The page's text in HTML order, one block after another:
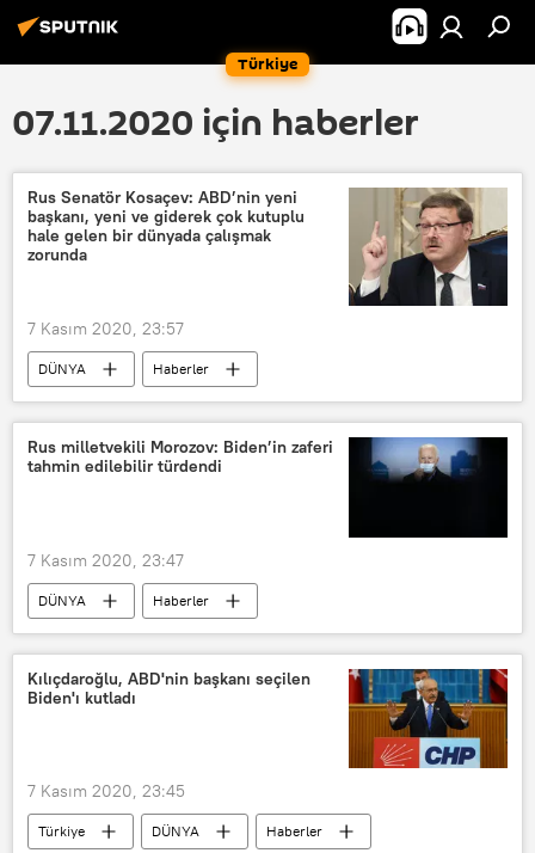
Türkiye
07.11.2020 için haberler
Rus Senatör Kosaçev: ABD’nin yeni
başkanı, yeni ve giderek çok kutuplu
hale gelen bir dünyada çalışmak
zorunda
7 Kasım 2020, 23:57
DÜNYA
Haberler
2020 ABD seçimleri
Rusya
Konstantin Kosaçev
Joe Biden
Federasyon Konseyi Dış İlişkiler Komitesi
Rus milletvekili Morozov: Biden’in zaferi
tahmin edilebilir türdendi
7 Kasım 2020, 23:47
DÜNYA
Haberler
2020 ABD seçimleri
Anton Morozov
Joe Biden
Donald Trump
Seçim
Rusya
Kılıçdaroğlu, ABD'nin başkanı seçilen
Biden'ı kutladı
7 Kasım 2020, 23:45
Türkiye DÜNYA
Haberler